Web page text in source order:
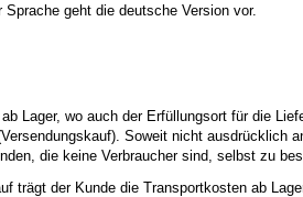
geht die deutsche Version vor.
wo auch der Erfüllungsort für die
Soweit nicht ausdrücklich
die keine Verbraucher sind, selbst zu
der Kunde die Transportkosten ab